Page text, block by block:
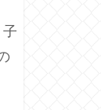
子